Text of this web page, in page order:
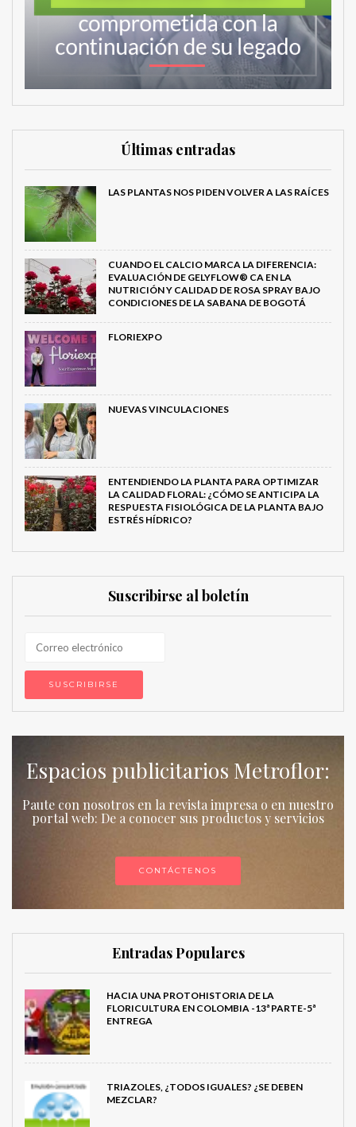
Últimas entradas
LAS PLANTAS NOS PIDEN VOLVER A LAS RAÍCES
CUANDO EL CALCIO MARCA LA DIFERENCIA:
EVALUACIÓN DE GELYFLOW® CA EN LA
NUTRICIÓN Y CALIDAD DE ROSA SPRAY BAJO
CONDICIONES DE LA SABANA DE BOGOTÁ
FLORIEXPO
NUEVAS VINCULACIONES
ENTENDIENDO LA PLANTA PARA OPTIMIZAR
LA CALIDAD FLORAL: ¿CÓMO SE ANTICIPA LA
RESPUESTA FISIOLÓGICA DE LA PLANTA BAJO
ESTRÉS HÍDRICO?
Suscribirse al boletín
Espacios publicitarios Metroflor:
Paute con nosotros en la revista impresa o en nuestro
portal web: De a conocer sus productos y servicios
CONTÁCTENOS
Entradas Populares
HACIA UNA PROTOHISTORIA DE LA
FLORICULTURA EN COLOMBIA -13ª PARTE-5ª
ENTREGA
TRIAZOLES, ¿TODOS IGUALES? ¿SE DEBEN
MEZCLAR?